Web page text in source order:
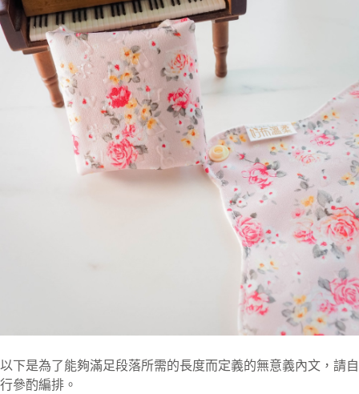
以下是為了能夠滿足段落所需的長度而定義的無意義內文，請自
行參酌編排。